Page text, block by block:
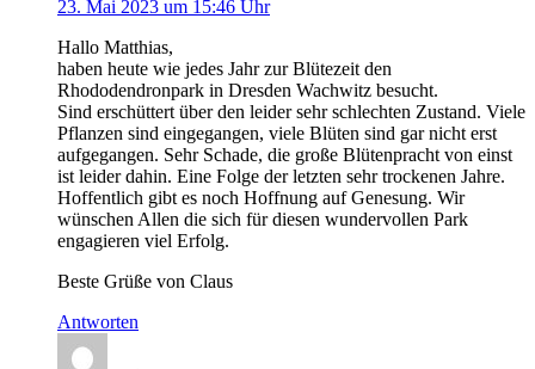
23. Mai 2023 um 15:46 Uhr
Hallo Matthias,
haben heute wie jedes Jahr zur Blütezeit den
Rhododendronpark in Dresden Wachwitz besucht.
Sind erschüttert über den leider sehr schlechten Zustand. Viele
Pflanzen sind eingegangen, viele Blüten sind gar nicht erst
aufgegangen. Sehr Schade, die große Blütenpracht von einst
ist leider dahin. Eine Folge der letzten sehr trockenen Jahre.
Hoffentlich gibt es noch Hoffnung auf Genesung. Wir
wünschen Allen die sich für diesen wundervollen Park
engagieren viel Erfolg.
Beste Grüße von Claus
Antworten